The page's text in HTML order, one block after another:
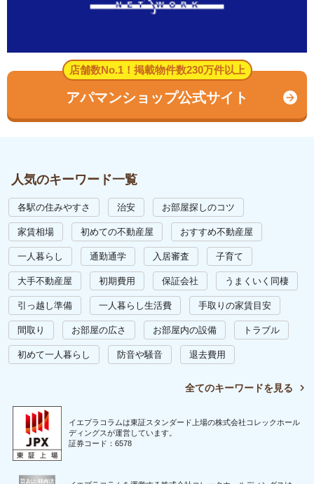
店舗数No.1！掲載物件数230万件以上
アパマンショップ公式サイト
人気のキーワード一覧
各駅の住みやすさ 治安 お部屋探しのコツ
家賃相場 初めての不動産屋 おすすめ不動産屋
一人暮らし 通勤通学 入居審査 子育て
大手不動産屋 初期費用 保証会社 うまくいく同棲
引っ越し準備 一人暮らし生活費 手取りの家賃目安
間取り お部屋の広さ お部屋内の設備 トラブル
初めて一人暮らし 防音や騒音 退去費用
全てのキーワードを見る
イエプラコラムは東証スタンダード上場の株式会社コレックホール
ディングスが運営しています。
証券コード：6578